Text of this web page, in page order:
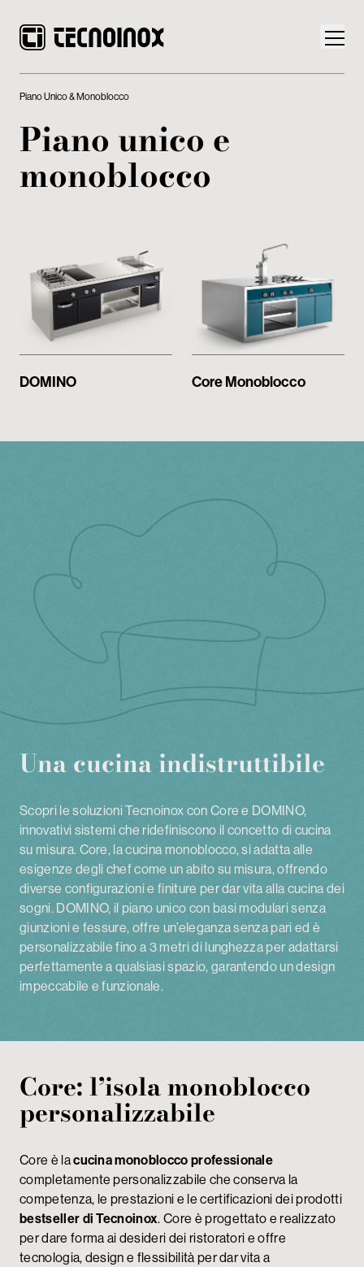
Prodotti
Download
Contatti
My Tecnoinox
Piano Unico & Monoblocco
Piano unico e
monoblocco
DOMINO Core Monoblocco
Una cucina indistruttibile
Scopri le soluzioni Tecnoinox con Core e DOMINO,
innovativi sistemi che ridefiniscono il concetto di cucina
su misura. Core, la cucina monoblocco, si adatta alle
esigenze degli chef come un abito su misura, offrendo
diverse configurazioni e finiture per dar vita alla cucina dei
sogni. DOMINO, il piano unico con basi modulari senza
giunzioni e fessure, offre un’eleganza senza pari ed è
personalizzabile fino a 3 metri di lunghezza per adattarsi
perfettamente a qualsiasi spazio, garantendo un design
impeccabile e funzionale.
Core: l’isola monoblocco
personalizzabile
Core è lacucina monoblocco professionale
completamente personalizzabile che conserva la
competenza, le prestazioni e le certificazioni dei prodotti
bestseller di Tecnoinox. Core è progettato e realizzato
per dare forma ai desideri dei ristoratori e offre
tecnologia, design e flessibilità per dar vita a